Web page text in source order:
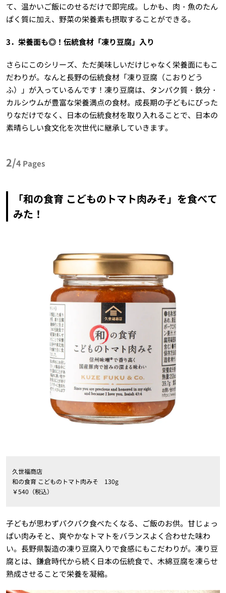
て、温かいご飯にのせるだけで即完成。しかも、肉・魚のたん
ぱく質に加え、野菜の栄養素も摂取することができる。
3．栄養面も◎！伝統食材「凍り豆腐」入り
さらにこのシリーズ、ただ美味しいだけじゃなく栄養面にもこ
だわりが。なんと長野の伝統食材「凍り豆腐（こおりどう
ふ）」が入っているんです！凍り豆腐は、タンパク質・鉄分・
カルシウムが豊富な栄養満点の食材。成長期の子どもにぴった
りなだけでなく、日本の伝統食材を取り入れることで、日本の
素晴らしい食文化を次世代に継承していきます。
2/4 Pages
「和の食育 こどものトマト肉みそ」を食べて
みた！
久世福商店
和の食育 こどものトマト肉みそ 130g
￥540（税込）
子どもが思わずパクパク食べたくなる、ご飯のお供。甘じょっ
ぱい肉みそと、爽やかなトマトをバランスよく合わせた味わ
い。長野県製造の凍り豆腐入りで食感にもこだわりが。凍り豆
腐とは、鎌倉時代から続く日本の伝統食で、木綿豆腐を凍らせ
熟成させることで栄養を凝縮。